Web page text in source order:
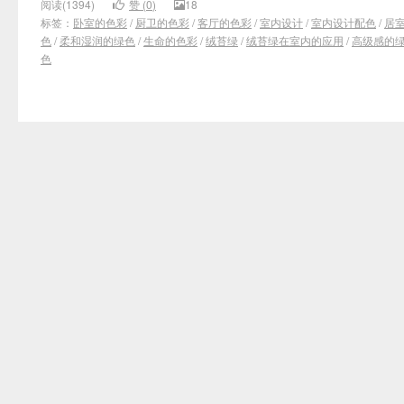
阅读(1394) 赞 (0)
18
标签： 卧室的色彩 / 厨卫的色彩 /客厅的色彩 /室内设计/室内设计配色 / 居
色 / 柔和湿润的绿色 /生命的色彩 /绒苔绿 /绒苔绿在室内的应用 /高级感的
色